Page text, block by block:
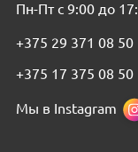
Пн-Пт с 9:00 до
+375 29 371 08 50
+375 17 375 08 50
Мы в Instagram